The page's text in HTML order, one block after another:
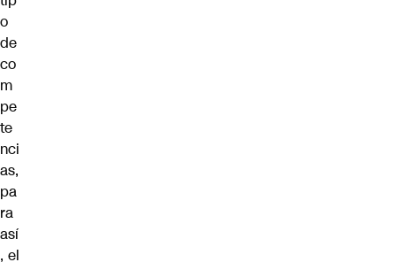
o
de
co
m
pe
te
nci
as,
pa
ra
así
, el